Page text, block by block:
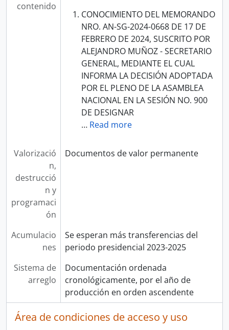
contenido
CONOCIMIENTO DEL MEMORANDO
NRO. AN-SG-2024-0668 DE 17 DE
FEBRERO DE 2024, SUSCRITO POR
ALEJANDRO MUÑOZ - SECRETARIO
GENERAL, MEDIANTE EL CUAL
INFORMA LA DECISIÓN ADOPTADA
POR EL PLENO DE LA ASAMBLEA
NACIONAL EN LA SESIÓN NO. 900
DE DESIGNAR
… Read more
Valorizació
n,
destrucció
n y
programaci
ón
Documentos de valor permanente
Acumulacio
nes
Se esperan más transferencias del
periodo presidencial 2023-2025
Sistema de
arreglo
Documentación ordenada
cronológicamente, por el año de
producción en orden ascendente
Área de condiciones de acceso y uso